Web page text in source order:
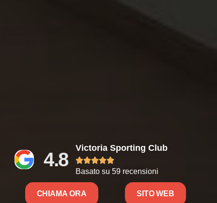
4.8
Victoria Sporting Club

Basato su 59 recensioni
CHIAMA ORA SITO WEB